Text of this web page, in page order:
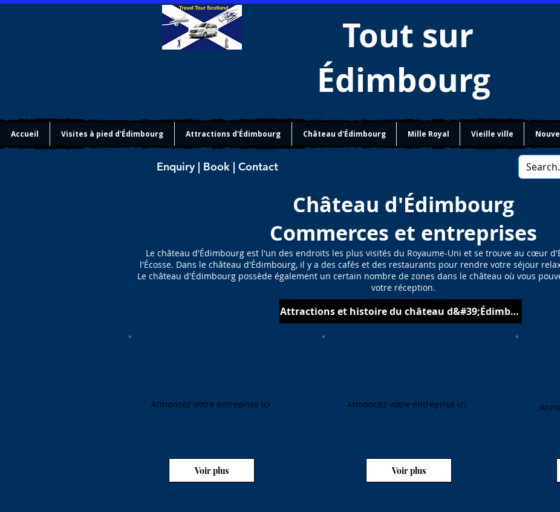
Tout sur
Édimbourg
Accueil Visites à pied d'Édimbourg Attractions d'Édimbourg Château d'Édimbourg Mille Royal Vieille ville
Enquiry | Book | Contact
Château d'Édimbourg
Commerces et entreprises
Le château d'Édimbourg est l'un des endroits les plus visités du Royaume-Uni et se trouve au cœur
l'Écosse. Dans le château d'Édimbourg, il y a des cafés et des restaurants pour rendre votre séjour
Le château d'Édimbourg possède également un certain nombre de zones dans le château où vous
votre réception.
Attractions et histoire du château d&#39;Édimbourg
Annoncez votre entreprise ici
Voir plus
Annoncez votre entreprise ici
Voir plus